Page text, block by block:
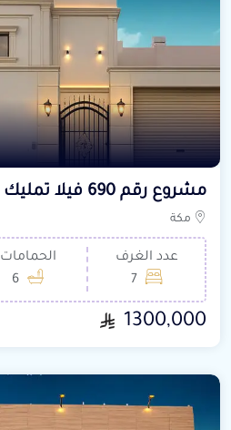
مشروع رقم 690 فيلا تمليك الموقع ولي العهد 2
مكة
عدد الغرف
7
الحمامات
6
1300,000